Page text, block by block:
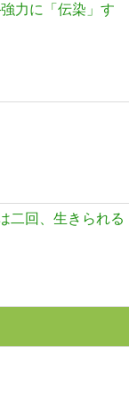
力に「伝染」す
二回、生きられる